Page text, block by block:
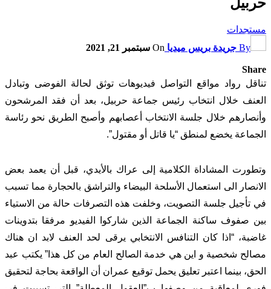
مستجدات
By جريدة بريس ميديا On سبتمبر 21, 2021
Share
تناقل رواد مواقع التواصل فيديوهات توثق لحالة الفوضى وتبادل
العنف خلال انتخاب رئيس جماعة حربيل، بعد أن فقد المرشحون
وأنصارهم خلال جلسة الانتخاب أعصابهم وأصبح الطريق نحو رئاسة
الجماعة يخضع لمنطق “يا قاتل أو مقتول”.
وتطورت المشاداة الكلامية إلى عراك بالأيدي، قبل أن يعمد بعض
الانصار الى استعمال الأسلحة البيضاء والتراشق بالحجارة مما تسبب
في تأجيل جلسة التصويت، وخلفت هذه التصرفات حالة من الاستياء
بين صفوف ساكنة الجماعة الذين شاركوا الفيديو مرفقا بتدوينات
غاضبة، “اذا كان التنافس الانتخابي يرقى لحد العنف لابد ان هناك
مصالح شخصية و اين هي خدمة الصالح العام من كل هذا” يكتب عبد
الحق، بينما اعتبر تعليق يحمل توقيع عمران أن الواقعة بحاجة لتحقيق